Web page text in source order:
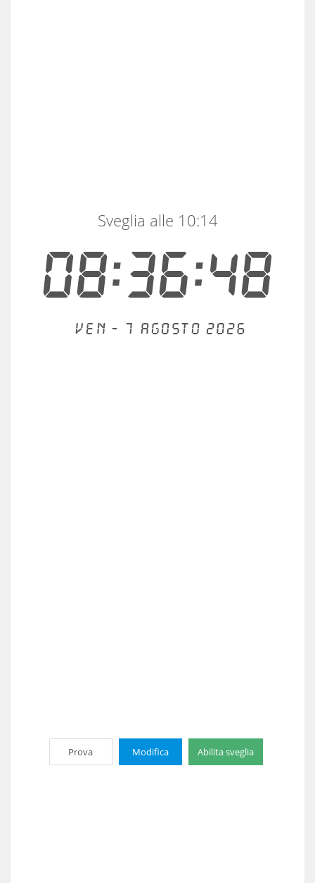
08:36:48
Sveglia alle 10:14
Ven - 7 agosto 2026
Prova Modifica Abilita sveglia